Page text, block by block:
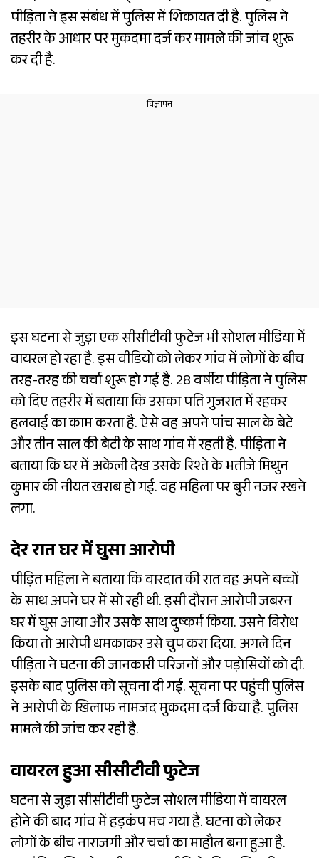
पीड़िता ने इस संबंध में पुलिस में शिकायत दी है. पुलिस ने
तहरीर के आधार पर मुकदमा दर्ज कर मामले की जांच शुरू
कर दी है.
इस घटना से जुड़ा एक सीसीटीवी फुटेज भी सोशल मीडिया में
वायरल हो रहा है. इस वीडियो को लेकर गांव में लोगों के बीच
तरह-तरह की चर्चा शुरू हो गई है. 28 वर्षीय पीड़िता ने पुलिस
को दिए तहरीर में बताया कि उसका पति गुजरात में रहकर
हलवाई का काम करता है. ऐसे वह अपने पांच साल के बेटे
और तीन साल की बेटी के साथ गांव में रहती है. पीड़िता ने
बताया कि घर में अकेली देख उसके रिश्ते के भतीजे मिथुन
कुमार की नीयत खराब हो गई. वह महिला पर बुरी नजर रखने
लगा.
देर रात घर में घुसा आरोपी
पीड़ित महिला ने बताया कि वारदात की रात वह अपने बच्चों
के साथ अपने घर में सो रही थी. इसी दौरान आरोपी जबरन
घर में घुस आया और उसके साथ दुष्कर्म किया. उसने विरोध
किया तो आरोपी धमकाकर उसे चुप करा दिया. अगले दिन
पीड़िता ने घटना की जानकारी परिजनों और पड़ोसियों को दी.
इसके बाद पुलिस को सूचना दी गई. सूचना पर पहुंची पुलिस
ने आरोपी के खिलाफ नामजद मुकदमा दर्ज किया है. पुलिस
मामले की जांच कर रही है.
वायरल हुआ सीसीटीवी फुटेज
घटना से जुड़ा सीसीटीवी फुटेज सोशल मीडिया में वायरल
होने की बाद गांव में हड़कंप मच गया है. घटना को लेकर
लोगों के बीच नाराजगी और चर्चा का माहौल बना हुआ है.